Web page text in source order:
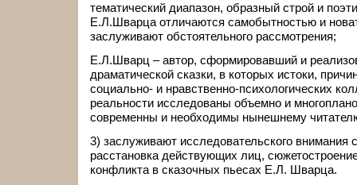
тематический диапазон, образный строй и
Е.Л.Шварца отличаются самобытностью и
заслуживают обстоятельного рассмотрения;
Е.Л.Шварц – автор, сформировавший и
драматической сказки, в которых истоки,
социально- и нравственно-психологических
реальности исследованы объемно и
современны и необходимы нынешнему
3) заслуживают исследовательского внимания
расстановка действующих лиц,
конфликта в сказочных пьесах Е.Л. Шварца.